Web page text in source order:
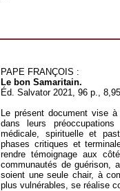
PAPE FRANÇOIS :
Le bon Samaritain.
Éd. Salvator 2021, 96 p.,
Le présent document vise
dans leurs
médicale, spirituelle et
phases critiques et
rendre témoignage aux
communautés de guérison,
soient une seule chair, à
plus vulnérables, se réalise